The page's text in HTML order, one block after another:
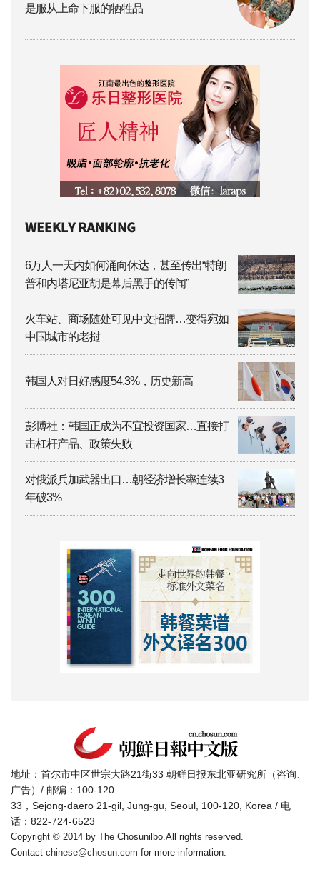
是服从上命下服的牺牲品
6万人一天内如何涌向休达，甚至传出“特朗
普和内塔尼亚胡是幕后黑手的传闻”
火车站、商场随处可见中文招牌…变得宛如
中国城市的老挝
韩国人对日好感度54.3%，历史新高
彭博社：韩国正成为不宜投资国家…直接打
击杠杆产品、政策失败
对俄派兵加武器出口…朝经济增长率连续3
年破3%
地址：首尔市中区世宗大路21街33 朝鲜日报东北亚研究所（咨询、
广告）/ 邮编：100-120
33，Sejong-daero 21-gil, Jung-gu, Seoul, 100-120, Korea / 电
话：822-724-6523
Copyright © 2014 by The Chosunilbo.All rights reserved.
Contact chinese@chosun.com for more information.